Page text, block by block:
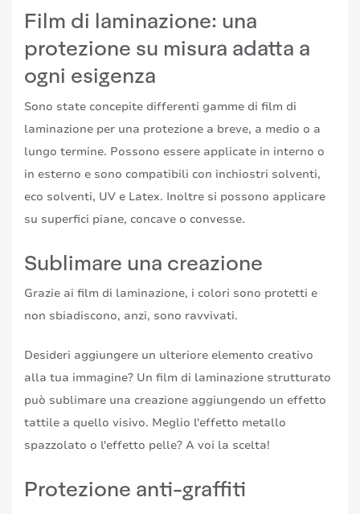
Film di laminazione: una
protezione su misura adatta a
ogni esigenza
Sono state concepite differenti gamme di film di
laminazione per una protezione a breve, a medio o a
lungo termine. Possono essere applicate in interno o
in esterno e sono compatibili con inchiostri solventi,
eco solventi, UV e Latex. Inoltre si possono applicare
su superfici piane, concave o convesse.
Sublimare una creazione
Grazie ai film di laminazione, i colori sono protetti e
non sbiadiscono, anzi, sono ravvivati.
Desideri aggiungere un ulteriore elemento creativo
alla tua immagine? Un film di laminazione strutturato
può sublimare una creazione aggiungendo un effetto
tattile a quello visivo. Meglio l'effetto metallo
spazzolato o l'effetto pelle? A voi la scelta!
Protezione anti-graffiti